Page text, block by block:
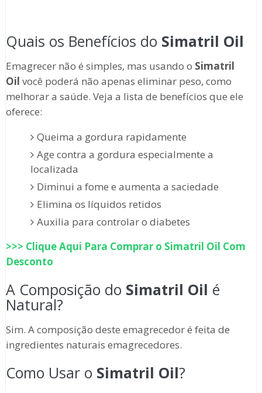
Quais os Benefícios do Simatril Oil
Emagrecer não é simples, mas usando o Simatril
Oil você poderá não apenas eliminar peso, como
melhorar a saúde. Veja a lista de benefícios que ele
oferece:
Queima a gordura rapidamente
Age contra a gordura especialmente a
localizada
Diminui a fome e aumenta a saciedade
Elimina os líquidos retidos
Auxilia para controlar o diabetes
>>> Clique Aqui Para Comprar o Simatril Oil Com
Desconto
A Composição do Simatril Oil é
Natural?
Sim. A composição deste emagrecedor é feita de
ingredientes naturais emagrecedores.
Como Usar o Simatril Oil?